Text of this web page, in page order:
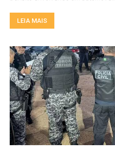
LEIA MAIS